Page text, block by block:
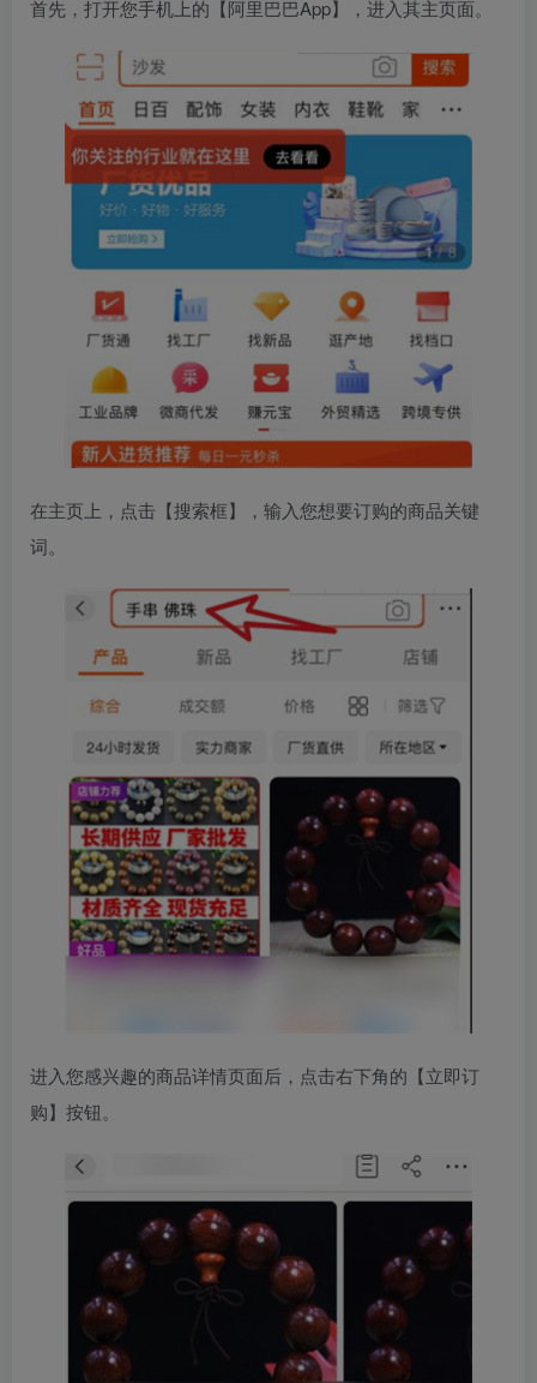
首先，打开您手机上的【阿里巴巴App】，进入其主页面。
在主页上，点击【搜索框】，输入您想要订购的商品关键
词。
进入您感兴趣的商品详情页面后，点击右下角的【立即订
购】按钮。